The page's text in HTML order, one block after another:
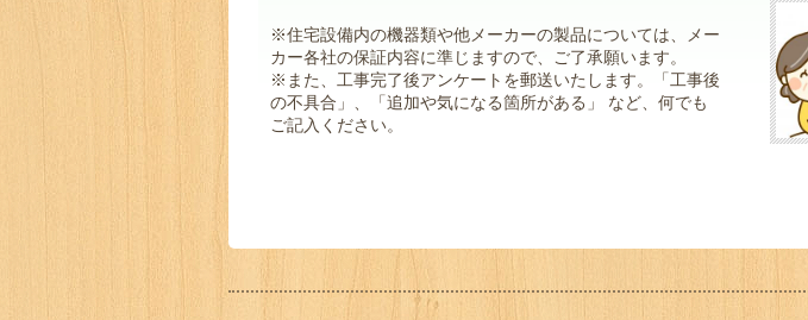
※住宅設備内の機器類や他メーカーの製品については、メー
カー各社の保証内容に準じますので、ご了承願います。
※また、工事完了後アンケートを郵送いたします。「工事後
の不具合」、「追加や気になる箇所がある」 など、何でも
ご記入ください。